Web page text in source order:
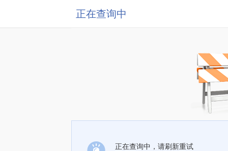
正在查询中
正在查询中，请刷新重试